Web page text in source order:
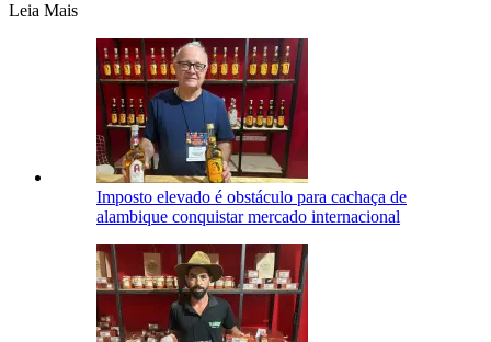
Leia Mais
Imposto elevado é obstáculo para cachaça de
alambique conquistar mercado internacional